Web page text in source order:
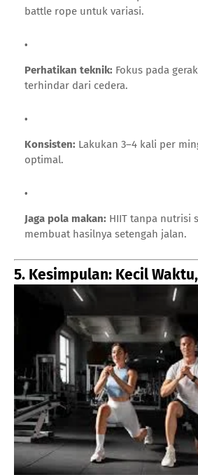
battle rope untuk variasi.
Perhatikan teknik: Fokus pada
terhindar dari cedera.
Konsisten: Lakukan 3–4 kali per
optimal.
Jaga pola makan: HIIT tanpa nutrisi
membuat hasilnya setengah jalan.
5. Kesimpulan: Kecil